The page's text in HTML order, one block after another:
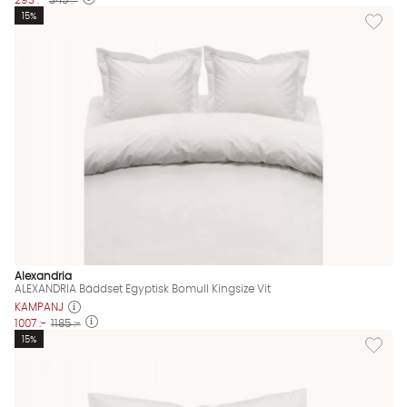
Lägg
15%
Alexandria
ALEXANDRIA Bäddset Egyptisk Bomull Kingsize Vit
KAMPANJ
1007 :- 1185 :-
Lägg
15%